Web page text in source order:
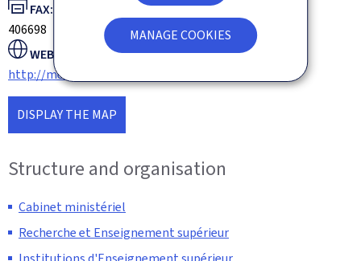
MANAGE COOKIES
FAX:
406698
WEBSITE:
http://mesr.gouvernement.lu
DISPLAY THE MAP
Structure and organisation
Cabinet ministériel
Recherche et Enseignement supérieur